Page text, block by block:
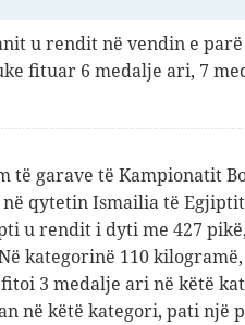
u rendit në vendin e
fituar 6 medalje ari, 7
të garave të Kampionatit
qytetin Ismailia të
u rendit i dyti me 427
kategorinë 110
3 medalje ari në këtë
në këtë kategori, pati një